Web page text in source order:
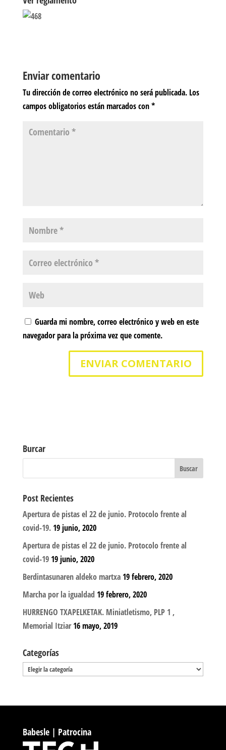
Enviar comentario
Tu dirección de correo electrónico no será publicada. Los
campos obligatorios están marcados con*
Guarda mi nombre, correo electrónico y web en este
navegador para la próxima vez que comente.
Burcar
Post Recientes
Apertura de pistas el 22 de junio. Protocolo frente al
covid-19. 19 junio, 2020
Apertura de pistas el 22 de junio. Protocolo frente al
covid-19 19 junio, 2020
Berdintasunaren aldeko martxa 19 febrero, 2020
Marcha por la igualdad 19 febrero, 2020
HURRENGO TXAPELKETAK. Miniatletismo, PLP 1 ,
Memorial Itziar 16 mayo, 2019
Categorías
Categorías
Babesle | Patrocina